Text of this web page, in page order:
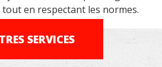
en respectant les normes.
SERVICES